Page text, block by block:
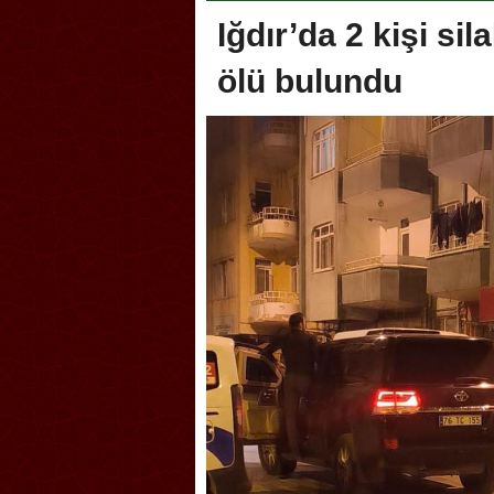
Iğdır’da 2 kişi
ölü bulundu
Akçakoca, Geleneksel
Şampiyonası’na ev